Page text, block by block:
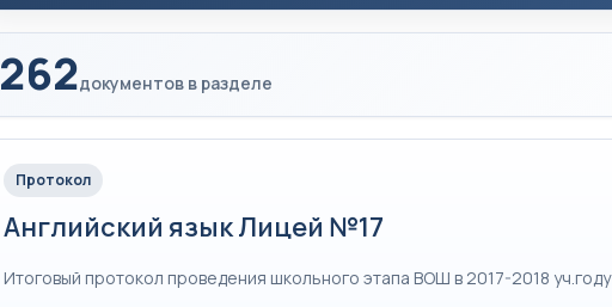
262документов в разделе
Протокол
Английский язык Лицей №17
Итоговый протокол проведения школьного этапа ВОШ в 2017-2018 уч.году